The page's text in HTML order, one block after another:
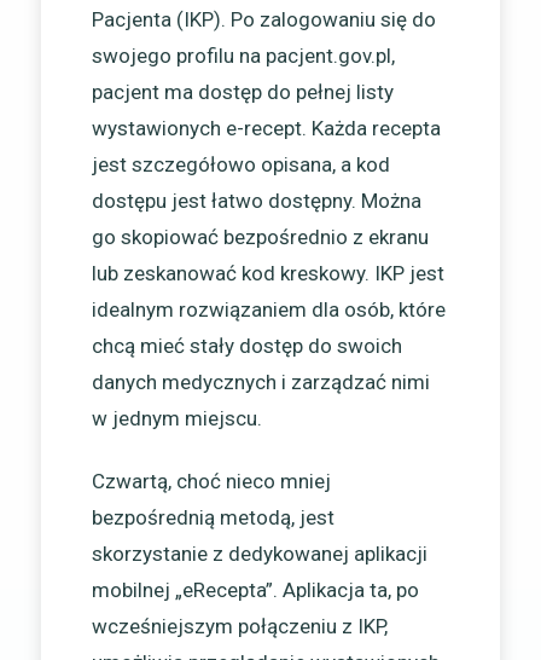
Pacjenta (IKP). Po zalogowaniu się do
swojego profilu na pacjent.gov.pl,
pacjent ma dostęp do pełnej listy
wystawionych e-recept. Każda recepta
jest szczegółowo opisana, a kod
dostępu jest łatwo dostępny. Można
go skopiować bezpośrednio z ekranu
lub zeskanować kod kreskowy. IKP jest
idealnym rozwiązaniem dla osób, które
chcą mieć stały dostęp do swoich
danych medycznych i zarządzać nimi
w jednym miejscu.
Czwartą, choć nieco mniej
bezpośrednią metodą, jest
skorzystanie z dedykowanej aplikacji
mobilnej „eRecepta”. Aplikacja ta, po
wcześniejszym połączeniu z IKP,